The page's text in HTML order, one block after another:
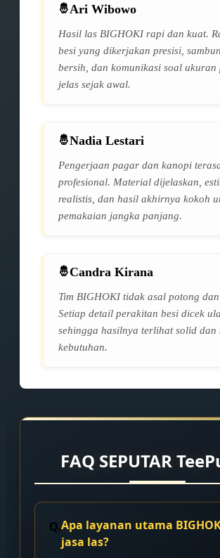
Ari Wibowo
Hasil las BIGHOKI rapi dan kuat.
besi yang dikerjakan presisi,
bersih, dan komunikasi soal ukuran
jelas sejak awal.
Nadia Lestari
Pengerjaan pagar dan kanopi
profesional. Material dijelaskan,
realistis, dan hasil akhirnya kokoh
pemakaian jangka panjang.
Candra Kirana
Tim BIGHOKI tidak asal potong
Setiap detail perakitan besi dicek
sehingga hasilnya terlihat solid dan
kebutuhan.
FAQ SEPUTAR
Apa layanan utama
jasa las?